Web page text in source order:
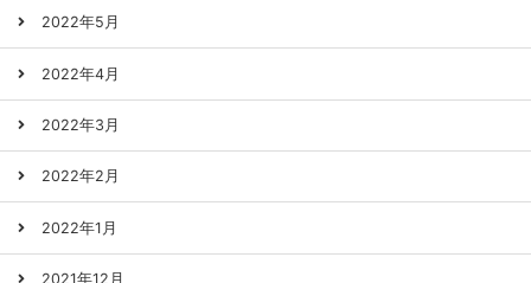
2022年5月
2022年4月
2022年3月
2022年2月
2022年1月
2021年12月